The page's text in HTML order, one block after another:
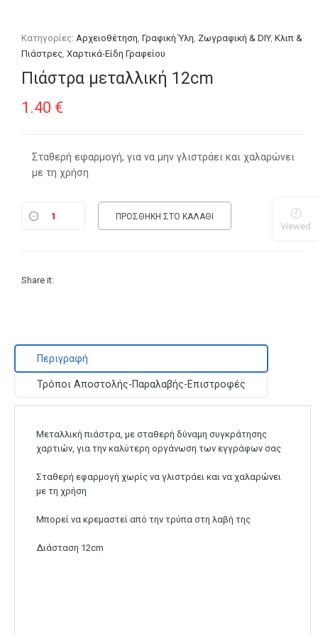
Κατηγορίες:Αρχειοθέτηση,Γραφική Ύλη, Ζωγραφική & DIY,Κλιπ &
Πιάστρες,Χαρτικά-Είδη Γραφείου
Πιάστρα μεταλλική 12cm
1.40 €
Σταθερή εφαρμογή, για να μην γλιστράει και χαλαρώνει
με τη χρήση
ΠΡΟΣΘΉΚΗ ΣΤΟ ΚΑΛΆΘΙ
Share it:
Περιγραφή
Τρόποι Αποστολής-Παραλαβής-Επιστροφές
Μεταλλική πιάστρα, με σταθερή δύναμη συγκράτησης
χαρτιών, για την καλύτερη οργάνωση των εγγράφων σας
Σταθερή εφαρμογή χωρίς να γλιστράει και να χαλαρώνει
με τη χρήση
Μπορεί να κρεμαστεί από την τρύπα στη λαβή της
Διάσταση 12cm
Viewed